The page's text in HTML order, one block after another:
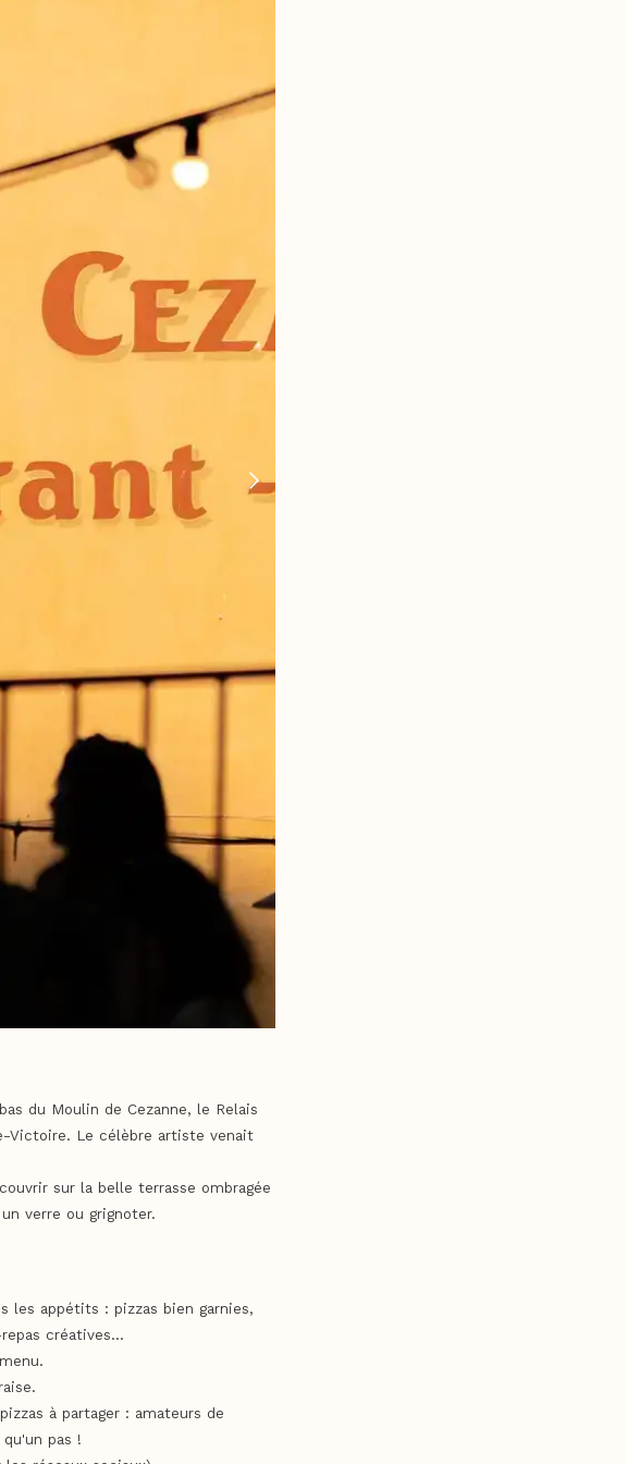
du Moulin de Cezanne, le Relais
Victoire. Le célèbre artiste venait
sur la belle terrasse ombragée
verre ou grignoter.
les appétits : pizzas bien garnies,
créatives…
à partager : amateurs de
pas !